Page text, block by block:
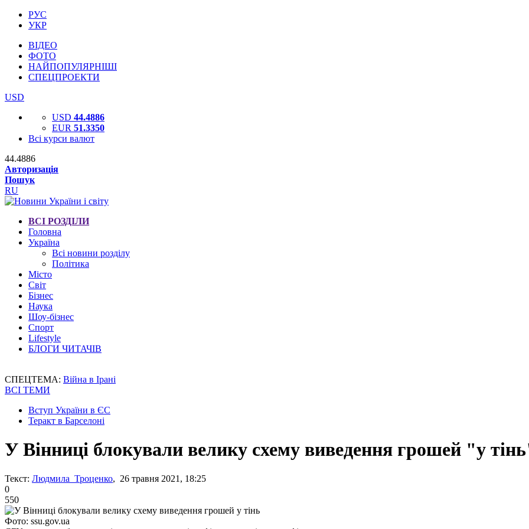
РУС
УКР
ВІДЕО
ФОТО
НАЙПОПУЛЯРНІШІ
СПЕЦПРОЕКТИ
USD
USD 44.4886
EUR 51.3350
Всі курси валют
44.4886
Авторизація
Пошук
RU
ВСІ РОЗДІЛИ
Головна
Україна
Всі новини розділу
Політика
Місто
Світ
Бізнес
Наука
Шоу-бізнес
Спорт
Lifestyle
БЛОГИ ЧИТАЧІВ
СПЕЦТЕМА: Війна в Ірані
ВСІ ТЕМИ
Вступ України в ЄС
Теракт в Барселоні
У Вінниці блокували велику схему виведення грошей "у
Текст: Людмила Троценко, 26 травня 2021, 18:25
0
550
Фото: ssu.gov.ua